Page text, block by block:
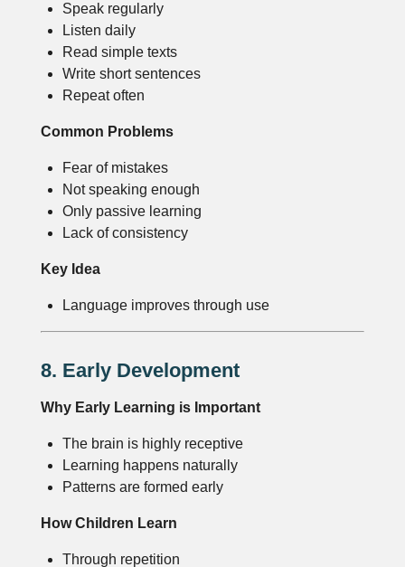
Speak regularly
Listen daily
Read simple texts
Write short sentences
Repeat often
Common Problems
Fear of mistakes
Not speaking enough
Only passive learning
Lack of consistency
Key Idea
Language improves through use
8. Early Development
Why Early Learning is Important
The brain is highly receptive
Learning happens naturally
Patterns are formed early
How Children Learn
Through repetition